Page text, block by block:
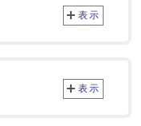
表示
表示